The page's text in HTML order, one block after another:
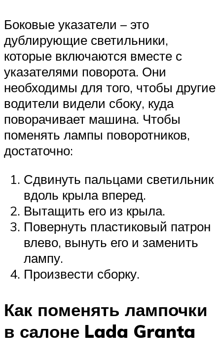
Боковые указатели – это
дублирующие светильники,
которые включаются вместе с
указателями поворота. Они
необходимы для того, чтобы другие
водители видели сбоку, куда
поворачивает машина. Чтобы
поменять лампы поворотников,
достаточно:
Сдвинуть пальцами светильник
вдоль крыла вперед.
Вытащить его из крыла.
Повернуть пластиковый патрон
влево, вынуть его и заменить
лампу.
Произвести сборку.
Как поменять лампочки
в салоне Lada Granta